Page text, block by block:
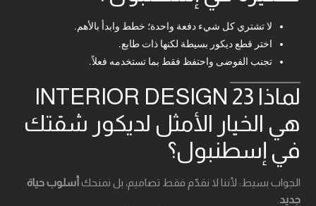
لا تشتري كل شيء دفعة واحدة؛ خطط وابدأ بالأهم.
اختر قطع ديكور بسيطة لكنها ذات طابع.
تجنب الفوضى واحتفظ فقط بما تستخدمه فعلاً.
لماذا 23 INTERIOR DESIGN
هي الخيار الأمثل لديكور شقتك
في إسطنبول؟
الجواب بسيط: لأننا لا نقدّم فقط تصاميم، بل نمنحك أسلوب حياة
جديد